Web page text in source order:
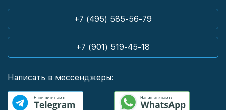
+7 (495) 585-56-79
+7 (901) 519-45-18
Написать в мессенджеры: